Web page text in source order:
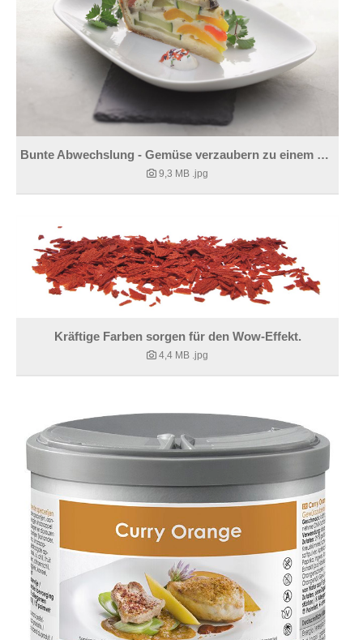
Bunte Abwechslung - Gemüse verzaubern zu einem Hingucker
9,3 MB .jpg
Kräftige Farben sorgen für den Wow-Effekt.
4,4 MB .jpg